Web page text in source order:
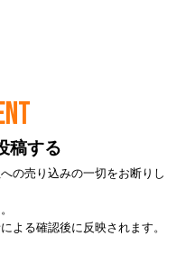
稿する
の売り込みの一切をお断りし
よる確認後に反映されます。